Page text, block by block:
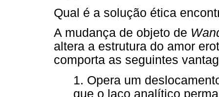
Qual é a solução ética
A mudança de objeto de
altera a estrutura do amor
comporta as seguintes
1. Opera um
que o laço analítico